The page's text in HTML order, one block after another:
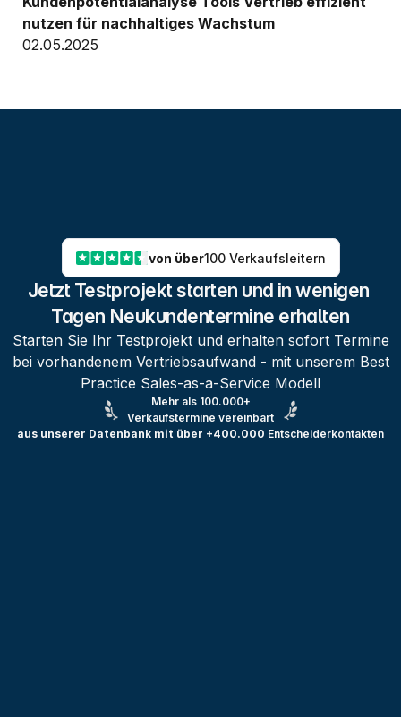
nutzen für nachhaltiges Wachstum
02.05.2025
von über100 Verkaufsleitern
Jetzt Testprojekt starten und in wenigen
Tagen Neukundentermine erhalten
Starten Sie Ihr Testprojekt und erhalten sofort Termine
bei vorhandenem Vertriebsaufwand - mit unserem Best
Practice Sales-as-a-Service Modell
Mehr als 100.000+
Verkaufstermine vereinbart
aus unserer Datenbank mit über +400.000 Entscheiderkontakten